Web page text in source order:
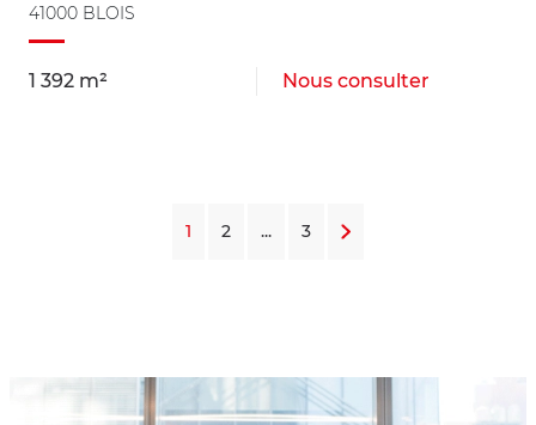
41000 BLOIS
1 392 m² Nous consulter
1 2 ... 3